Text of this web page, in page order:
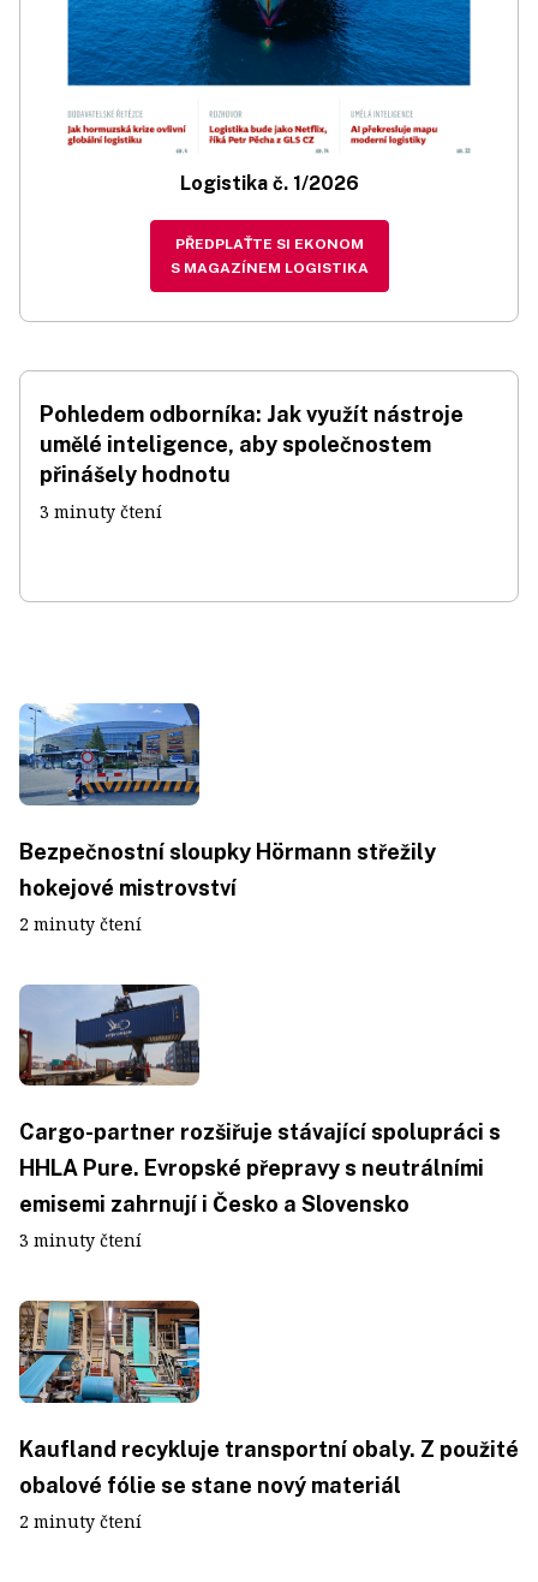
Logistika č. 1/2026
PŘEDPLAŤTE SI EKONOM
S MAGAZÍNEM LOGISTIKA
Pohledem odborníka: Jak využít nástroje
umělé inteligence, aby společnostem
přinášely hodnotu
3 minuty čtení
Bezpečnostní sloupky Hörmann střežily
hokejové mistrovství
2 minuty čtení
Cargo-partner rozšiřuje stávající spolupráci s
HHLA Pure. Evropské přepravy s neutrálními
emisemi zahrnují i Česko a Slovensko
3 minuty čtení
Kaufland recykluje transportní obaly. Z použité
obalové fólie se stane nový materiál
2 minuty čtení